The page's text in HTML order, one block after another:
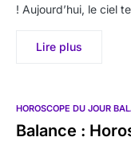
! Aujourd’hui, le ciel
Lire plus
HOROSCOPE DU JOUR
Balance :